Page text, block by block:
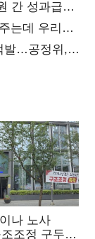
간 성과급
는데 우리는
하기
발…공정위,
나 노사
조정 구두